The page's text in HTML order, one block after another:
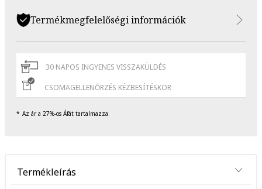
Termékmegfelelőségi információk
30 NAPOS INGYENES VISSZAKÜLDÉS
CSOMAGELLENŐRZÉS KÉZBESÍTÉSKOR
Az ár a 27%-os Áfát tartalmazza
Termékleírás